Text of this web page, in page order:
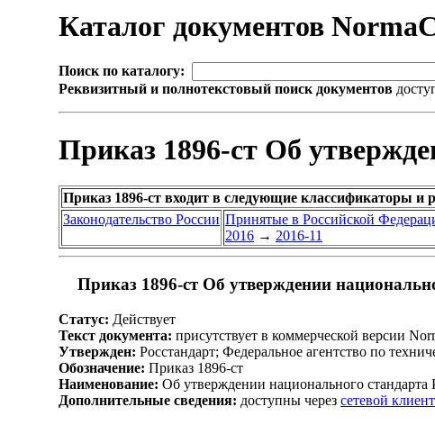
Каталог документов
Поиск по каталогу:
Реквизитный и полнотекстовый поиск документов
Приказ 1896-ст Об
Приказ 1896-ст входит в следующие классификаторы и
Законодательство России Принятые в Российской
2016 → 2016-11
Приказ 1896-ст Об утверждении
Статус: Действует
Текст документа: присутствует в коммерческой версии
Утвержден: Росстандарт; Федеральное агентство по
Обозначение: Приказ 1896-ст
Наименование: Об утверждении национального стандарта
Дополнительные сведения: доступны через сетевой